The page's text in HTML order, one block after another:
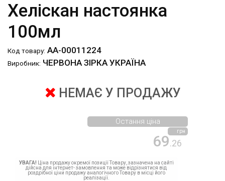
Хеліскан настоянка
100мл
Код товару: АА-00011224
Виробник: ЧЕРВОНА ЗІРКА УКРАЇНА
НЕМАЄ У ПРОДАЖУ
69.26
грн
Остання ціна
УВАГА! Ціна продажу окремої позиції Товару, зазначена на сайті
дійсна для інтернет- замовлення та може відрізнятися від
роздрібної ціни продажу аналогічного Товару в місці його
реалізації.